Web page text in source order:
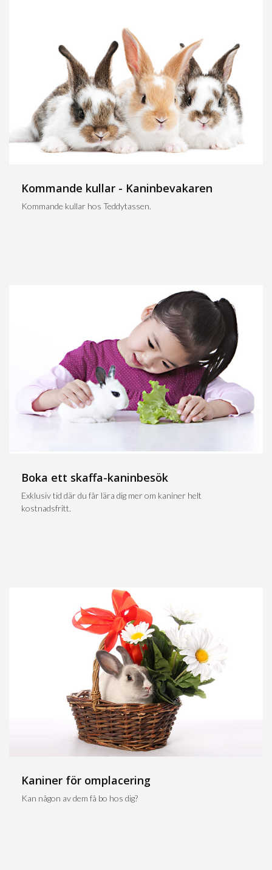
Kommande kullar - Kaninbevakaren
Kommande kullar hos Teddytassen.
Boka ett skaffa-kaninbesök
Exklusiv tid där du får lära dig mer om kaniner helt
kostnadsfritt.
Kaniner för omplacering
Kan någon av dem få bo hos dig?